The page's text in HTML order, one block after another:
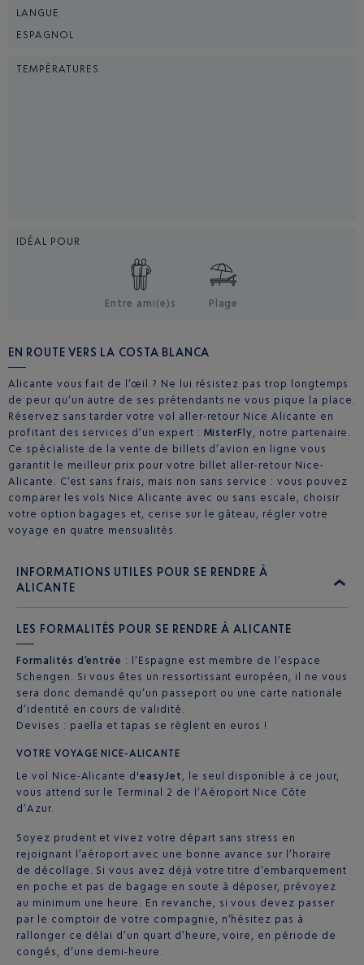
LANGUE
ESPAGNOL
TEMPÉRATURES
IDÉAL POUR
Entre ami(e)s Plage
EN ROUTE VERS LA COSTA BLANCA
Alicante vous fait de l’œil ? Ne lui résistez pas trop longtemps
de peur qu’un autre de ses prétendants ne vous pique la place.
Réservez sans tarder votre vol aller-retour Nice Alicante en
profitant des services d’un expert : MisterFly, notre partenaire.
Ce spécialiste de la vente de billets d’avion en ligne vous
garantit le meilleur prix pour votre billet aller-retour Nice-
Alicante. C’est sans frais, mais non sans service : vous pouvez
comparer les vols Nice Alicante avec ou sans escale, choisir
votre option bagages et, cerise sur le gâteau, régler votre
voyage en quatre mensualités.
INFORMATIONS UTILES POUR SE RENDRE À
ALICANTE
LES FORMALITÉS POUR SE RENDRE À ALICANTE
Formalités d’entrée : l’Espagne est membre de l’espace
Schengen. Si vous êtes un ressortissant européen, il ne vous
sera donc demandé qu’un passeport ou une carte nationale
d’identité en cours de validité.
Devises : paella et tapas se règlent en euros !
VOTRE VOYAGE NICE-ALICANTE
Le vol Nice-Alicante d'easyJet , le seul disponible à ce jour,
vous attend sur le Terminal 2 de l’Aéroport Nice Côte
d’Azur.
Soyez prudent et vivez votre départ sans stress en
rejoignant l’aéroport avec une bonne avance sur l’horaire
de décollage. Si vous avez déjà votre titre d’embarquement
en poche et pas de bagage en soute à déposer, prévoyez
au minimum une heure. En revanche, si vous devez passer
par le comptoir de votre compagnie, n’hésitez pas à
rallonger ce délai d’un quart d’heure, voire, en période de
congés, d’une demi-heure.